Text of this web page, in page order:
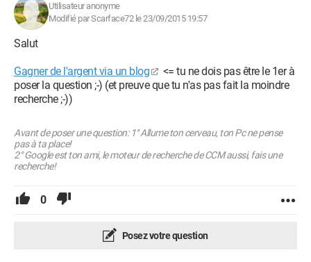
Utilisateur anonyme
Modifié par Scarface72 le 23/09/2015 19:57
Salut
Gagner de l'argent via un blog
<= tu ne dois pas être le 1er à
poser la question ;-) (et preuve que tu n'as pas fait la moindre
recherche ;-))
Avant de poser une question: 1° Allume ton cerveau, ton Pc ne pense
pas à ta place!
2° Google est ton ami, le moteur de recherche de CCM aussi, fais une
recherche!
0
Posez votre question